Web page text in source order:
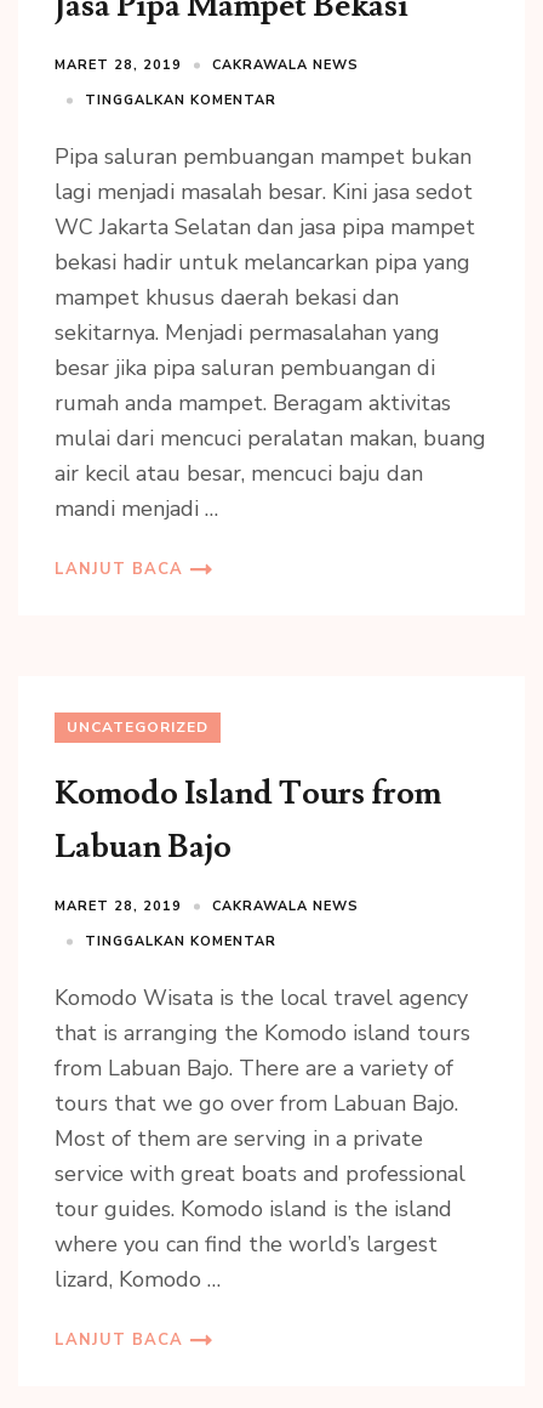
MARET 28, 2019
CAKRAWALA NEWS
TINGGALKAN KOMENTAR
Pipa saluran pembuangan mampet bukan
lagi menjadi masalah besar. Kini jasa sedot
WC Jakarta Selatan dan jasa pipa mampet
bekasi hadir untuk melancarkan pipa yang
mampet khusus daerah bekasi dan
sekitarnya. Menjadi permasalahan yang
besar jika pipa saluran pembuangan di
rumah anda mampet. Beragam aktivitas
mulai dari mencuci peralatan makan, buang
air kecil atau besar, mencuci baju dan
mandi menjadi …
LANJUT BACA
UNCATEGORIZED
Komodo Island Tours from
Labuan Bajo
MARET 28, 2019
CAKRAWALA NEWS
TINGGALKAN KOMENTAR
Komodo Wisata is the local travel agency
that is arranging the Komodo island tours
from Labuan Bajo. There are a variety of
tours that we go over from Labuan Bajo.
Most of them are serving in a private
service with great boats and professional
tour guides. Komodo island is the island
where you can find the world’s largest
lizard, Komodo …
LANJUT BACA